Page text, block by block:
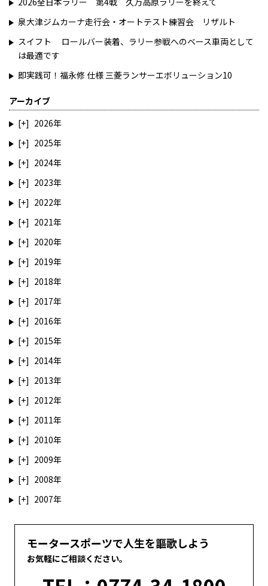
泉大津ジムカーナ走行会・オートテスト練習会 リザルト
スイフト ロールバー装着、ラリー参戦へのベース車両として
は最適です
即実践可！福永修 仕様 三菱ランサーエボリューション10
アーカイブ
2026
2025
2024
2023
2022
2021
2020
2019
2018
2017
2016
2015
2014
2013
2012
2011
2010
2009
2008
2007
モータースポーツで人生を謳歌しよう
お気軽にご相談ください。